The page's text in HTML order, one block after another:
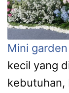
Mini garden
kecil yang
kebutuhan,